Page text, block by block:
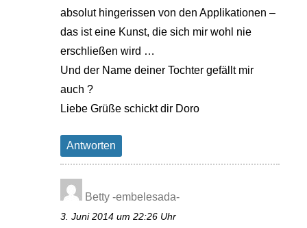
absolut hingerissen von den Applikationen –
das ist eine Kunst, die sich mir wohl nie
erschließen wird …
Und der Name deiner Tochter gefällt mir
auch ?
Liebe Grüße schickt dir Doro
Antworten
Betty -embelesada-
3. Juni 2014 um 22:26 Uhr